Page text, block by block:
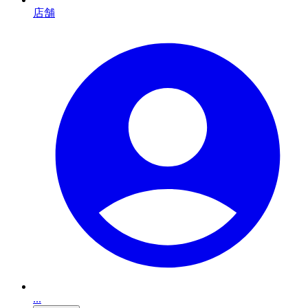
店舗
...